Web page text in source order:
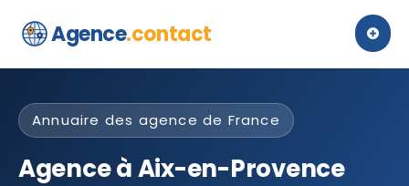
Agence.contact
Annuaire des agence de France
Agence à Aix-en-Provence